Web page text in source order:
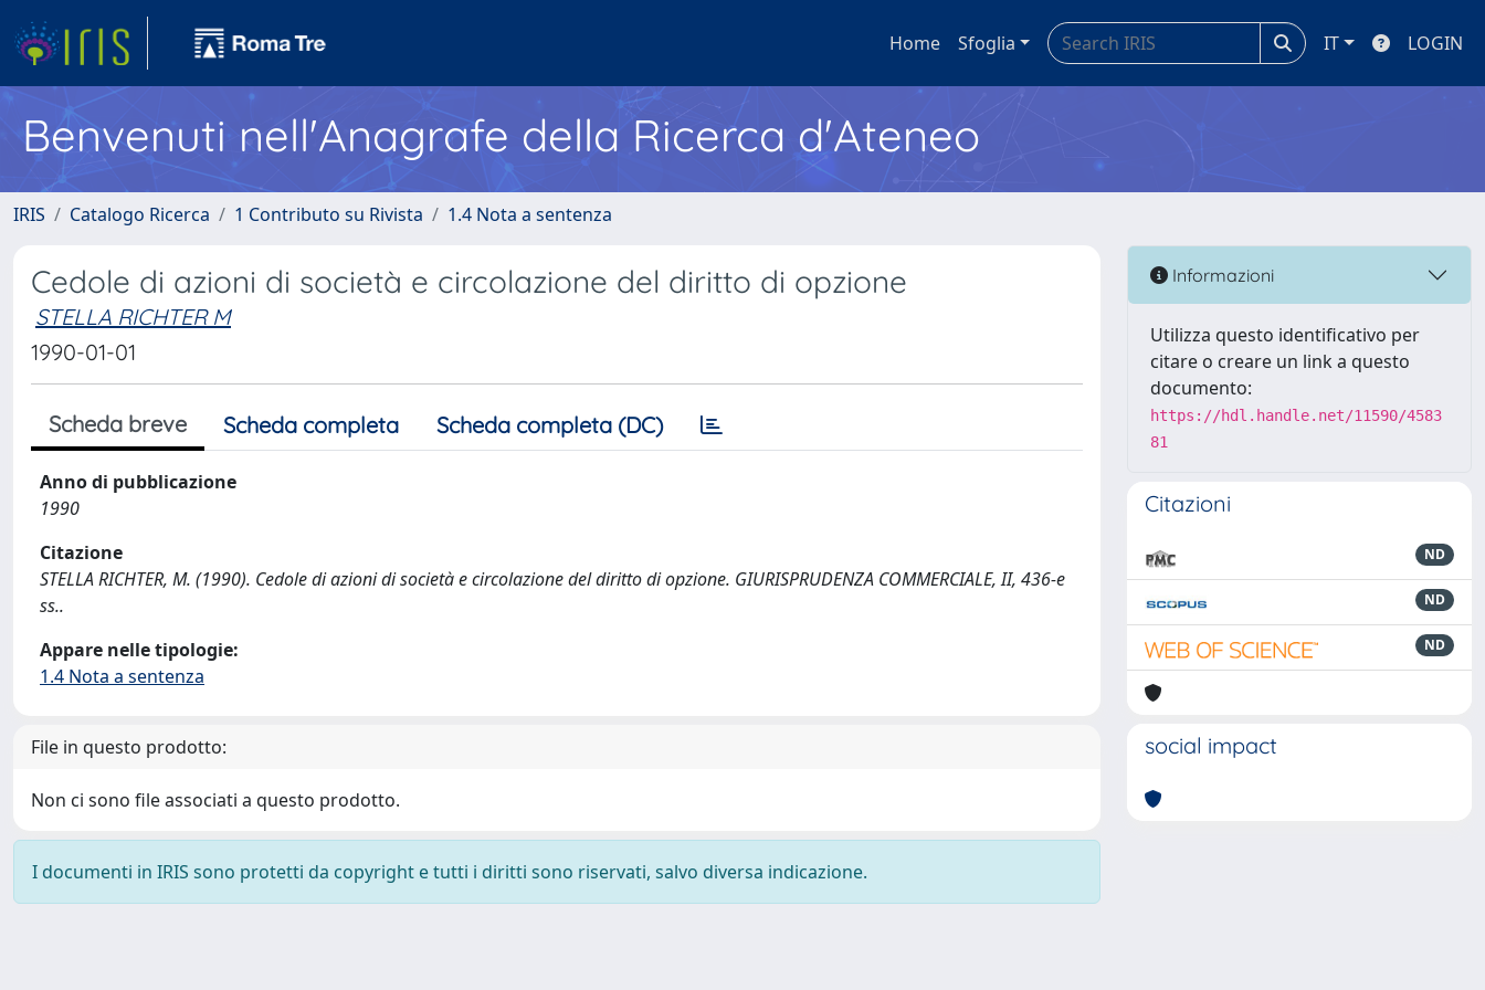
Home Sfoglia IT LOGIN
Benvenuti nell'Anagrafe della Ricerca d'Ateneo
IRIS Catalogo Ricerca 1 Contributo su Rivista 1.4 Nota a sentenza
Cedole di azioni di società e circolazione del diritto di opzione
STELLA RICHTER M
1990-01-01
Scheda breve Scheda completa Scheda completa (DC)
Anno di pubblicazione
1990
Citazione
STELLA RICHTER, M. (1990). Cedole di azioni di società e circolazione del diritto di opzione. GIURISPRUDENZA COMMERCIALE, II, 436-e
ss..
Appare nelle tipologie:
1.4 Nota a sentenza
File in questo prodotto:
Non ci sono file associati a questo prodotto.
I documenti in IRIS sono protetti da copyright e tutti i diritti sono riservati, salvo diversa indicazione.
Informazioni
Utilizza questo identificativo per
citare o creare un link a questo
documento:
https://hdl.handle.net/11590/4583
81
Citazioni
ND
ND
ND
social impact